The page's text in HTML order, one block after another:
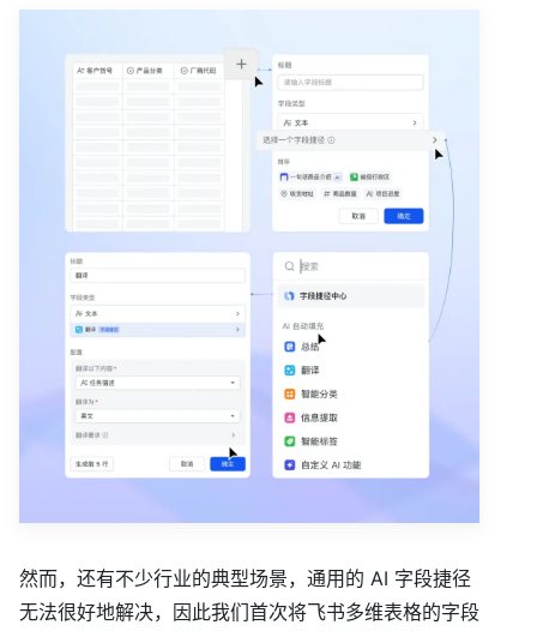
然而，还有不少行业的典型场景，通用的 AI 字段捷径
无法很好地解决，因此我们首次将飞书多维表格的字段